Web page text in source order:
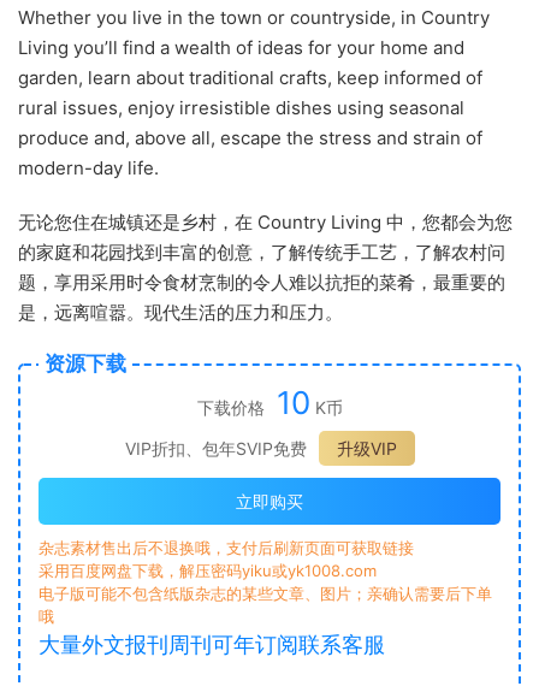
Whether you live in the town or countryside, in Country
Living you’ll find a wealth of ideas for your home and
garden, learn about traditional crafts, keep informed of
rural issues, enjoy irresistible dishes using seasonal
produce and, above all, escape the stress and strain of
modern-day life.
无论您住在城镇还是乡村，在 Country Living 中，您都会为您
的家庭和花园找到丰富的创意，了解传统手工艺，了解农村问
题，享用采用时令食材烹制的令人难以抗拒的菜肴，最重要的
是，远离喧嚣。现代生活的压力和压力。
资源下载
下载价格 10 K币
VIP折扣、包年SVIP免费
升级VIP
立即购买
杂志素材售出后不退换哦，支付后刷新页面可获取链接
采用百度网盘下载，解压密码yiku或yk1008.com
电子版可能不包含纸版杂志的某些文章、图片；亲确认需要后下单
哦
大量外文报刊周刊可年订阅联系客服